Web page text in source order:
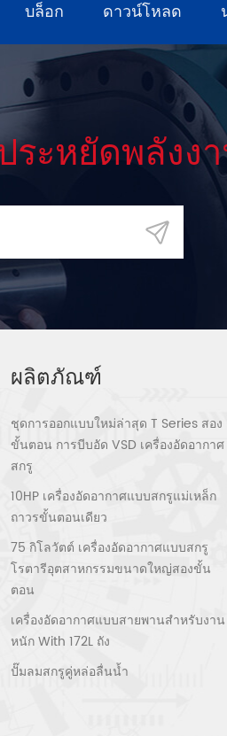
บล็อก ดาวน์โหลด
ระหยัดพลังง
ผลิตภัณฑ์
ชุดการออกแบบใหม่ล่าสุด T Series สอง
ขั้นตอน การบีบอัด VSD เครื่องอัดอากาศ
สกรู
10HP เครื่องอัดอากาศแบบสกรูแม่เหล็ก
ถาวรขั้นตอนเดียว
75 กิโลวัตต์ เครื่องอัดอากาศแบบสกรู
โรตารีอุตสาหกรรมขนาดใหญ่สองขั้น
ตอน
เครื่องอัดอากาศแบบสายพานสำหรับงาน
หนัก With 172L ถัง
ปั๊มลมสกรูคู่หล่อลื่นน้ำ